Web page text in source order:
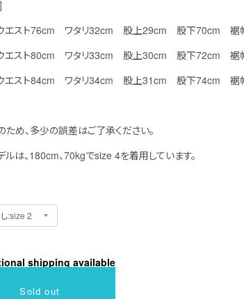
エスト76cm ワタリ32cm 股上29cm 股下70cm 裾
エスト80cm ワタリ33cm 股上30cm 股下72cm 裾
エスト84cm ワタリ34cm 股上31cm 股下74cm 裾
ため、多少の誤差はご了承ください。
ルは、180cm、70kgでsize 4を着用しています。
shipping available
Sold out